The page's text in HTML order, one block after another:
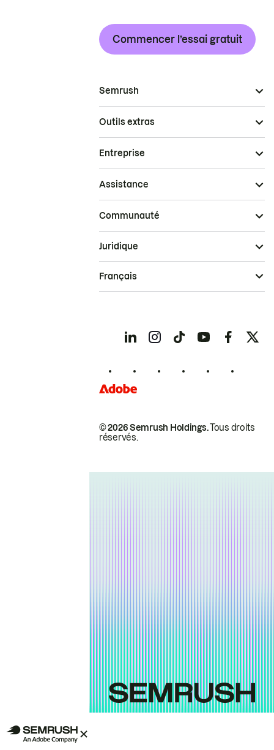
Commencer l’essai gratuit
Semrush
Outils extras
Entreprise
Assistance
Communauté
© 2026 Semrush Holdings.Tous droits
réservés.
Juridique
Français